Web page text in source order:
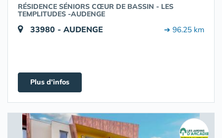
RÉSIDENCE SÉNIORS CŒUR DE BASSIN - LES
TEMPLITUDES -AUDENGE
33980 - AUDENGE ➔ 96.25 km
Plus d'infos